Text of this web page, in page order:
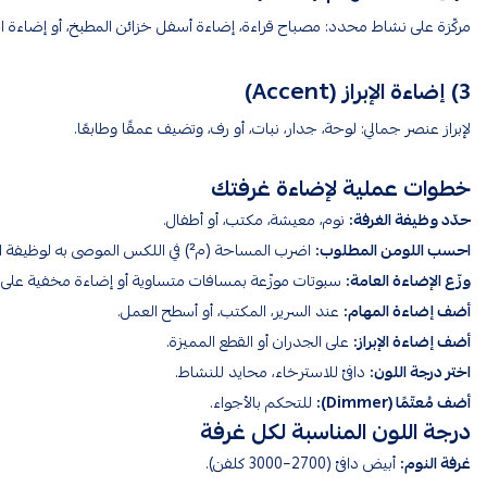
مركّزة على نشاط محدد: مصباح قراءة، إضاءة أسفل خزائن المطبخ، أو إضاءة
3) إضاءة الإبراز (Accent)
لإبراز عنصر جمالي: لوحة، جدار، نبات، أو رف، وتضيف عمقًا وطابعًا.
خطوات عملية لإضاءة غرفتك
حدّد وظيفة الغرفة: نوم، معيشة، مكتب، أو أطفال.
احسب اللومن المطلوب: اضرب المساحة (م²) في اللكس الموصى به لوظيفة الغرفة.
وزّع الإضاءة العامة: سبوتات موزّعة بمسافات متساوية أو إضاءة مخفية على
أضف إضاءة المهام: عند السرير، المكتب، أو أسطح العمل.
أضف إضاءة الإبراز: على الجدران أو القطع المميزة.
اختر درجة اللون: دافئ للاسترخاء، محايد للنشاط.
أضف مُعتّمًا (Dimmer):
للتحكم بالأجواء.
درجة اللون المناسبة لكل غرفة
غرفة النوم:أبيض دافئ (2700–3000 كلفن).